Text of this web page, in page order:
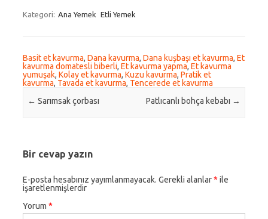
Kategori: Ana Yemek Etli Yemek
Basit et kavurma, Dana kavurma, Dana kuşbaşı et kavurma, Et
kavurma domatesli biberli, Et kavurma yapma, Et kavurma
yumuşak, Kolay et kavurma, Kuzu kavurma, Pratik et
kavurma, Tavada et kavurma, Tencerede et kavurma
Post navigation
← Sarımsak çorbası Patlıcanlı bohça kebabı →
Bir cevap yazın
E-posta hesabınız yayımlanmayacak. Gerekli alanlar* ile
işaretlenmişlerdir
Yorum *